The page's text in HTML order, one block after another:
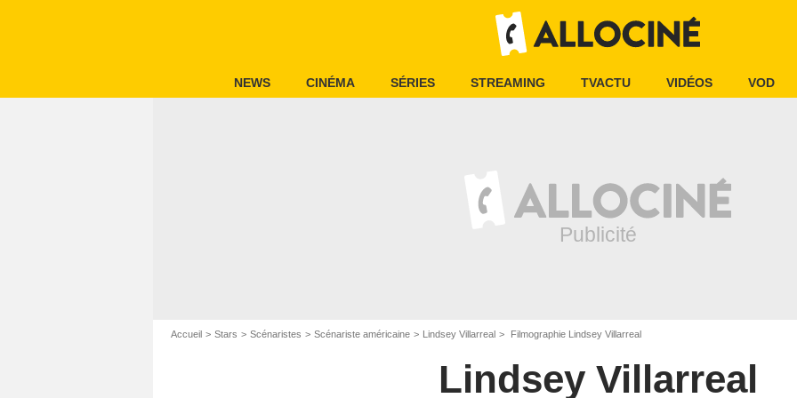
NEWS CINÉMA SÉRIES STREAMING TVACTU VIDÉOS VOD
Accueil Stars Scénaristes Scénariste américaine Lindsey Villarreal Filmographie Lindsey Villarreal
Lindsey Villarreal